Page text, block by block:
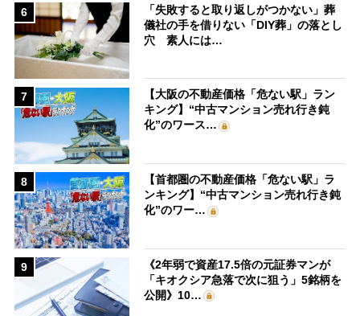
6
「失敗すると取り返しがつかない」葬
儀社の手を借りない「DIY葬」の落とし
穴 素人には…
7
【大阪の不動産価格「危ない駅」ラン
キング】“中古マンション売れ行き鈍
化”のワース…
8
【首都圏の不動産価格「危ない駅」ラ
ンキング】“中古マンション売れ行き鈍
化”のワー…
9
《2年弱で資産17.5倍の元証券マンが
「キオクシア急落で次に狙う」5銘柄を
公開》10…